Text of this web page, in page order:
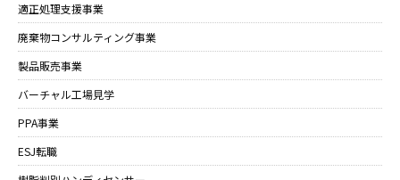
適正処理支援事業
廃棄物コンサルティング事業
製品販売事業
バーチャル工場見学
PPA事業
ESJ転職